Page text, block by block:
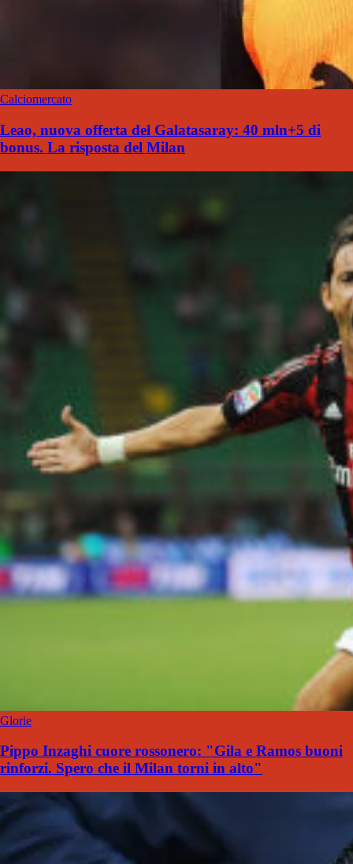
Calciomercato
Leao, nuova offerta del Galatasaray: 40 mln+5 di
bonus. La risposta del Milan
Glorie
Pippo Inzaghi cuore rossonero: "Gila e Ramos buoni
rinforzi. Spero che il Milan torni in alto"